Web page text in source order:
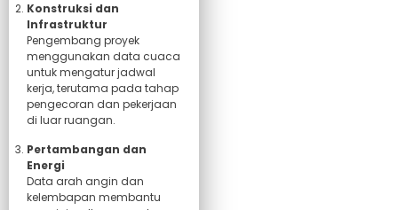
Konstruksi dan
Infrastruktur
Pengembang proyek
menggunakan data cuaca
untuk mengatur jadwal
kerja, terutama pada tahap
pengecoran dan pekerjaan
di luar ruangan.
Pertambangan dan
Energi
Data arah angin dan
kelembapan membantu